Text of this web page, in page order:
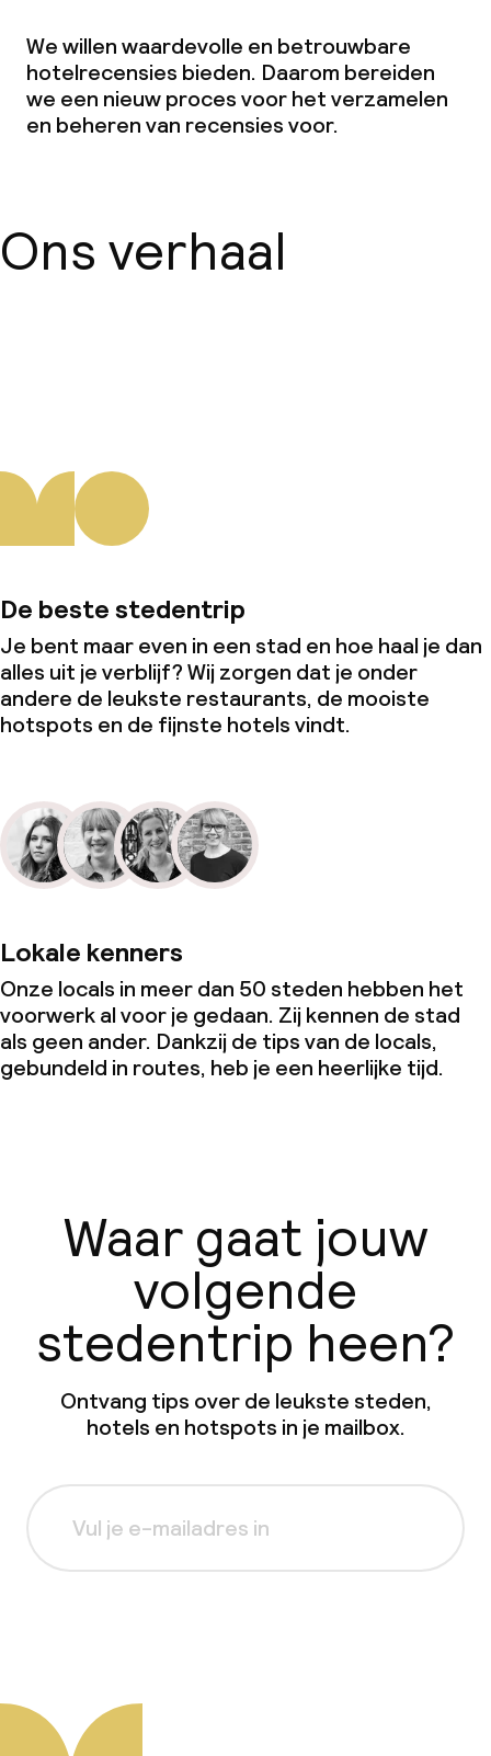
We willen waardevolle en betrouwbare
hotelrecensies bieden. Daarom bereiden
we een nieuw proces voor het verzamelen
en beheren van recensies voor.
Ons verhaal
De beste stedentrip
Je bent maar even in een stad en hoe haal je dan
alles uit je verblijf? Wij zorgen dat je onder
andere de leukste restaurants, de mooiste
hotspots en de fijnste hotels vindt.
Lokale kenners
Onze locals in meer dan 50 steden hebben het
voorwerk al voor je gedaan. Zij kennen de stad
als geen ander. Dankzij de tips van de locals,
gebundeld in routes, heb je een heerlijke tijd.
Waar gaat jouw
volgende
stedentrip heen?
Ontvang tips over de leukste steden,
hotels en hotspots in je mailbox.